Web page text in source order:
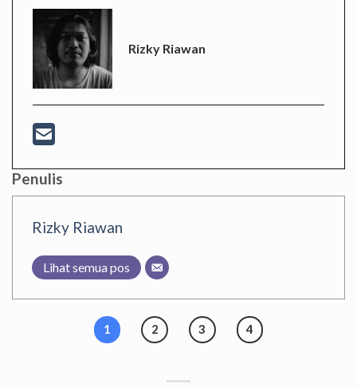
Rizky Riawan
Penulis
Rizky Riawan
Lihat semua pos
1 2 3 4